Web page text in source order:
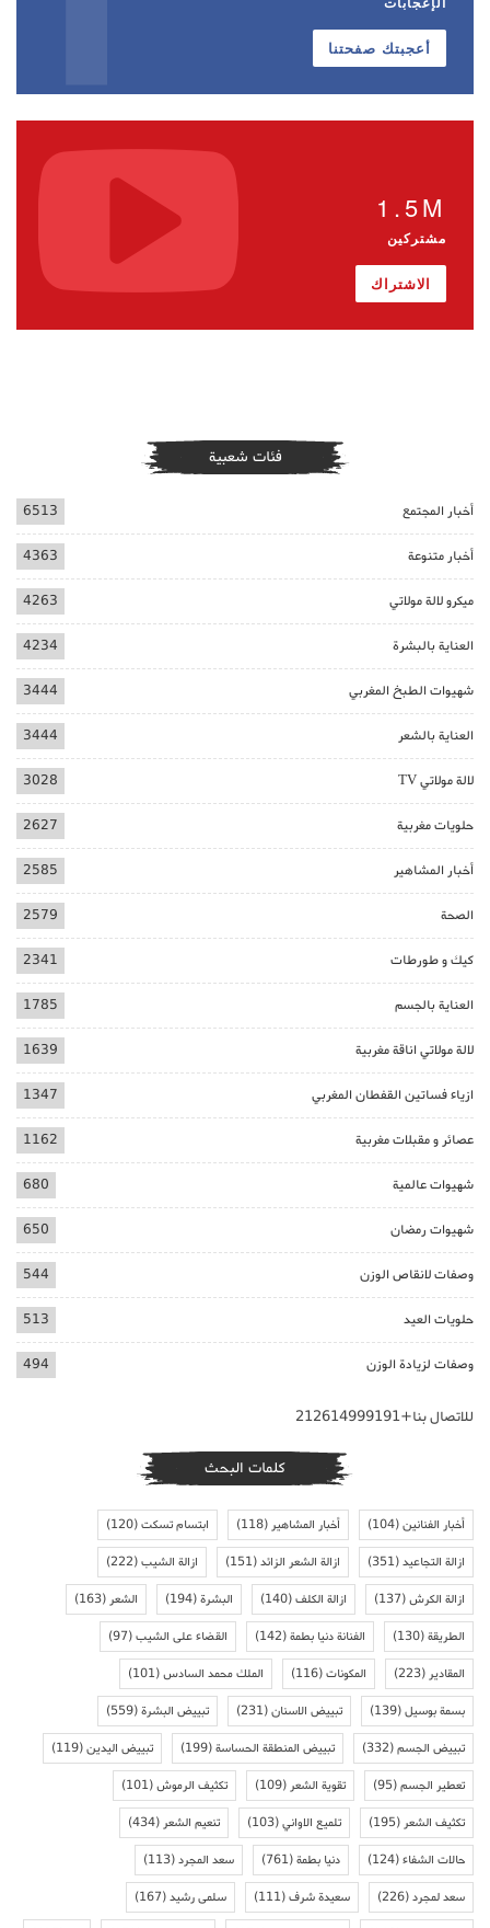
أعجبتك صفحتنا
1.5M
مشتركين
الاشتراك
فئات شعبية
أخبار المجتمع 6513
أخبار متنوعة 4363
ميكرو لالة مولاتي 4263
العناية بالبشرة 4234
شهيوات الطبخ المغربي 3444
العناية بالشعر 3444
لالة مولاتي TV 3028
حلويات مغربية 2627
أخبار المشاهير 2585
الصحة 2579
كيك و طورطات 2341
العناية بالجسم 1785
لالة مولاتي اناقة مغربية 1639
ازياء فساتين القفطان المغربي 1347
عصائر و مقبلات مغربية 1162
شهيوات عالمية 680
شهيوات رمضان 650
وصفات لانقاص الوزن 544
حلويات العيد 513
وصفات لزيادة الوزن 494
للاتصال بنا+212614999191
كلمات البحث
أخبار الفنانين(104) أخبار المشاهير(118) ابتسام تسكت(120)
ازالة التجاعيد(351) ازالة الشعر الزائد(151) ازالة الشيب(222)
ازالة الكرش(137) ازالة الكلف(140) البشرة(194) الشعر(163)
الطريقة(130) الفنانة دنيا بطمة(142) القضاء على الشيب(97)
المقادير(223) المكونات(116) الملك محمد السادس(101)
بسمة بوسيل(139) تبييض الاسنان(231) تبييض البشرة(559)
تبييض الجسم(332) تبييض المنطقة الحساسة(199) تبييض اليدين(119)
تعطير الجسم(95) تقوية الشعر(109) تكثيف الرموش(101)
تكثيف الشعر(195) تلميع الاواني(103) تنعيم الشعر(434)
حالات الشفاء(124) دنيا بطمة(761) سعد المجرد(113)
سعد لمجرد(226) سعيدة شرف(111) سلمى رشيد(167)